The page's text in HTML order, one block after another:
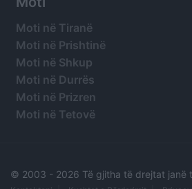
Moti në Tiranë
Moti në Prishtinë
Moti në Shkup
Moti në Durrës
Moti në Prizren
Moti në Tetovë
© 2003 - 2026 Të gjitha të drejtat janë